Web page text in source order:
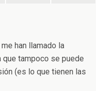
han llamado la
que tampoco se puede
(es lo que tienen las